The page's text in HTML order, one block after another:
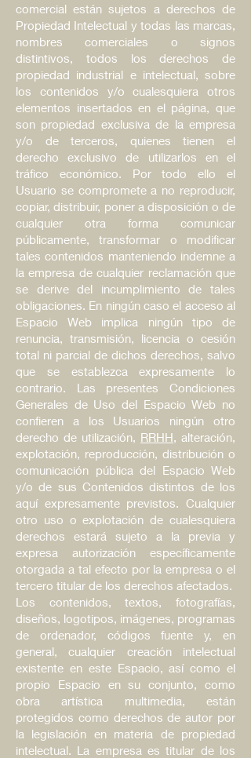
comercial están sujetos a derechos de
Propiedad Intelectual y todas las marcas,
nombres comerciales o signos
distintivos, todos los derechos de
propiedad industrial e intelectual, sobre
los contenidos y/o cualesquiera otros
elementos insertados en el página, que
son propiedad exclusiva de la empresa
y/o de terceros, quienes tienen el
derecho exclusivo de utilizarlos en el
tráfico económico. Por todo ello el
Usuario se compromete a no reproducir,
copiar, distribuir, poner a disposición o de
cualquier otra forma comunicar
públicamente, transformar o modificar
tales contenidos manteniendo indemne a
la empresa de cualquier reclamación que
se derive del incumplimiento de tales
obligaciones. En ningún caso el acceso al
Espacio Web implica ningún tipo de
renuncia, transmisión, licencia o cesión
total ni parcial de dichos derechos, salvo
que se establezca expresamente lo
contrario. Las presentes Condiciones
Generales de Uso del Espacio Web no
confieren a los Usuarios ningún otro
derecho de utilización, RRHH , alteración,
explotación, reproducción, distribución o
comunicación pública del Espacio Web
y/o de sus Contenidos distintos de los
aquí expresamente previstos. Cualquier
otro uso o explotación de cualesquiera
derechos estará sujeto a la previa y
expresa autorización específicamente
otorgada a tal efecto por la empresa o el
tercero titular de los derechos afectados.
Los contenidos, textos, fotografías,
diseños, logotipos, imágenes, programas
de ordenador, códigos fuente y
en
general, cualquier creación intelectual
existente en este Espacio, así como el
propio Espacio en su conjunto, como
obra artística multimedia, están
protegidos como derechos de autor por
la legislación en materia de propiedad
intelectual. La empresa es titular de los